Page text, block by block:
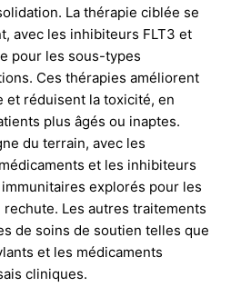
La thérapie ciblée se
avec les inhibiteurs FLT3 et
pour les sous-types
Ces thérapies améliorent
et réduisent la toxicité, en
plus âgés ou inaptes.
du terrain, avec les
et les inhibiteurs
explorés pour les
Les autres traitements
de soins de soutien telles que
et les médicaments
cliniques.